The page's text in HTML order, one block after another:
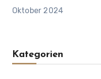
Oktober 2024
Kategorien